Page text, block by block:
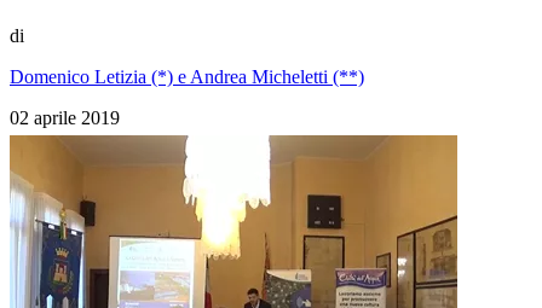
di
Domenico Letizia (*) e Andrea Micheletti (**)
02 aprile 2019